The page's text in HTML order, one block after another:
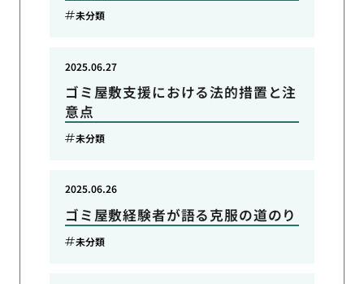
未分類
ゴミ屋敷支援における法的措置と注
意点
2025.06.27
未分類
ゴミ屋敷経験者が語る克服の道のり
2025.06.26
未分類